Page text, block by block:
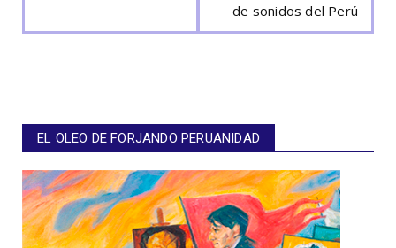
de sonidos del Perú
EL OLEO DE FORJANDO PERUANIDAD